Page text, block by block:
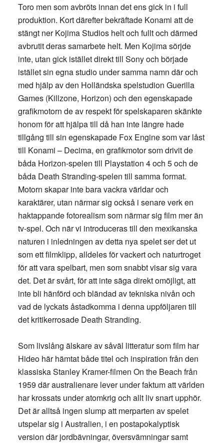
Toro men som avbröts innan det ens gick in i full
produktion. Kort därefter bekräftade Konami att de
stängt ner Kojima Studios helt och fullt och därmed
avbrutit deras samarbete helt. Men Kojima sörjde
inte, utan gick istället direkt till Sony och började
istället sin egna studio under samma namn där och
med hjälp av den Holländska spelstudion Guerilla
Games (Killzone, Horizon) och den egenskapade
grafikmotorn de av respekt för spelskaparen skänkte
honom för att hjälpa till då han inte längre hade
tillgång till sin egenskapade Fox Engine som var låst
till Konami – Decima, en grafikmotor som drivit de
båda Horizon-spelen till Playstation 4 och 5 och de
båda Death Stranding-spelen till samma format.
Motorn skapar inte bara vackra världar och
karaktärer, utan närmar sig också i senare verk en
haktappande fotorealism som närmar sig film mer än
tv-spel. Och när vi introduceras till den mexikanska
naturen i inledningen av detta nya spelet ser det ut
som ett filmklipp, alldeles för vackert och naturtroget
för att vara spelbart, men som snabbt visar sig vara
det. Det är svårt, för att inte säga direkt omöjligt, att
inte bli hänförd och bländad av tekniska nivån och
vad de lyckats åstadkomma i denna uppföljaren till
det kritikerrosade Death Stranding.
Som livslång älskare av såväl litteratur som film har
Hideo här hämtat både titel och inspiration från den
klassiska Stanley Kramer-filmen On the Beach från
1959 där australienare lever under faktum att världen
har krossats under atomkrig och allt liv snart upphör.
Det är alltså ingen slump att merparten av spelet
utspelar sig i Australien, i en postapokalyptisk
version där jordbävningar, översvämningar samt